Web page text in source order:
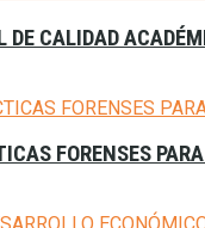
CALIDAD
FORENSES